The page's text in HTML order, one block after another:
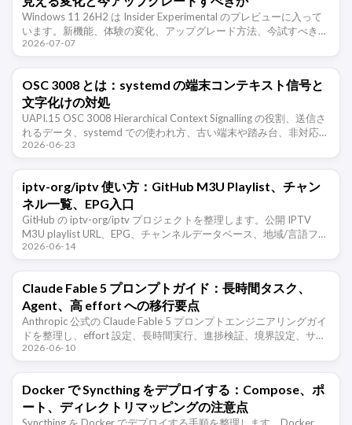
Windows 11 26H2 は Insider Experimental のプレビューに入って
います。新機能、体験の変化、アップグレード方法、今試すべきか
を一般ユーザー向けに整理します。
2026-07-07
OSC 3008 とは：systemd の端末コンテキスト信号と
文字化けの対処
UAPI.15 OSC 3008 Hierarchical Context Signalling の役割、送信さ
れるデータ、systemd での使われ方、古い端末や踏み台、非対応環
境で文字化けが出ると …
2026-06-23
iptv-org/iptv 使い方：GitHub M3U Playlist、チャン
ネル一覧、EPG入口
GitHub の iptv-org/iptv プロジェクトを整理します。公開 IPTV
M3U playlist URL、EPG、チャンネルデータベース、地域/言語フィ
ルタ …
2026-06-14
Claude Fable 5 プロンプトガイド：長時間タスク、
Agent、高 effort への移行要点
Anthropic 公式の Claude Fable 5 プロンプトエンジニアリングガイ
ドを整理し、effort 設定、長時間実行、進捗検証、境界設定、サブ
Agent、記憶システム、移行時の注意点を …
2026-06-10
Docker で Syncthing をデプロイする：Compose、ポ
ート、ディレクトリマッピングの注意点